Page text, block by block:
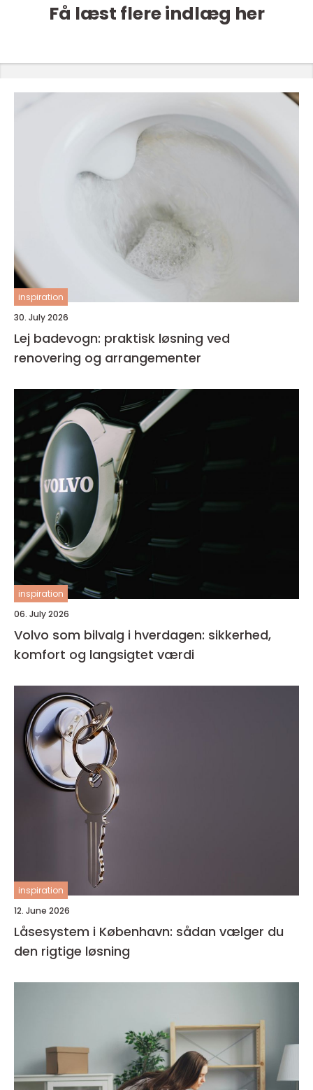
Få læst flere indlæg her
inspiration
30. July 2026
Lej badevogn: praktisk løsning ved
renovering og arrangementer
inspiration
06. July 2026
Volvo som bilvalg i hverdagen: sikkerhed,
komfort og langsigtet værdi
inspiration
12. June 2026
Låsesystem i København: sådan vælger du
den rigtige løsning